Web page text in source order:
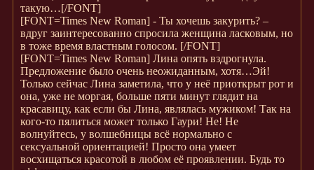
такую…[/FONT]
[FONT=Times New Roman] - Ты хочешь закурить? –
вдруг заинтересованно спросила женщина ласковым, но
в тоже время властным голосом. [/FONT]
[FONT=Times New Roman] Лина опять вздрогнула.
Предложение было очень неожиданным, хотя…Эй!
Только сейчас Лина заметила, что у неё приоткрыт рот и
она, уже не моргая, больше пяти минут глядит на
красавицу, как если бы Лина, являлась мужиком! Так на
кого-то пялиться может только Гаури! Не! Не
волнуйтесь, у волшебницы всё нормально с
сексуальной ориентацией! Просто она умеет
восхищаться красотой в любом её проявлении. Будь то